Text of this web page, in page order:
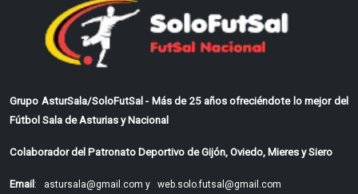
Grupo AsturSala/SoloFutSal - Más de 25 años ofreciéndote lo mejor del
Fútbol Sala de Asturias y Nacional
Colaborador del Patronato Deportivo de Gijón, Oviedo, Mieres y Siero
Email : astursala@gmail.com y web.solo.futsal@gmail.com